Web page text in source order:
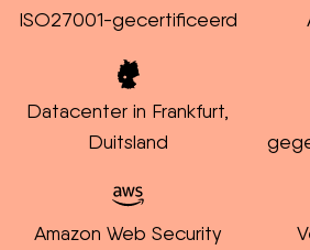
ISO27001-gecertificeerd
Datacenter in Frankfurt,
Duitsland
Amazon Web Security